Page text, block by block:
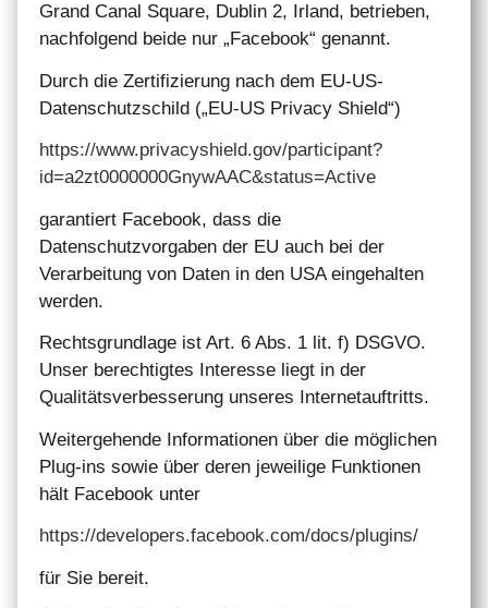
Grand Canal Square, Dublin 2, Irland, betrieben,
nachfolgend beide nur „Facebook“ genannt.
Durch die Zertifizierung nach dem EU-US-
Datenschutzschild („EU-US Privacy Shield“)
https://www.privacyshield.gov/participant?
id=a2zt0000000GnywAAC&status=Active
garantiert Facebook, dass die
Datenschutzvorgaben der EU auch bei der
Verarbeitung von Daten in den USA eingehalten
werden.
Rechtsgrundlage ist Art. 6 Abs. 1 lit. f) DSGVO.
Unser berechtigtes Interesse liegt in der
Qualitätsverbesserung unseres Internetauftritts.
Weitergehende Informationen über die möglichen
Plug-ins sowie über deren jeweilige Funktionen
hält Facebook unter
https://developers.facebook.com/docs/plugins/
für Sie bereit.